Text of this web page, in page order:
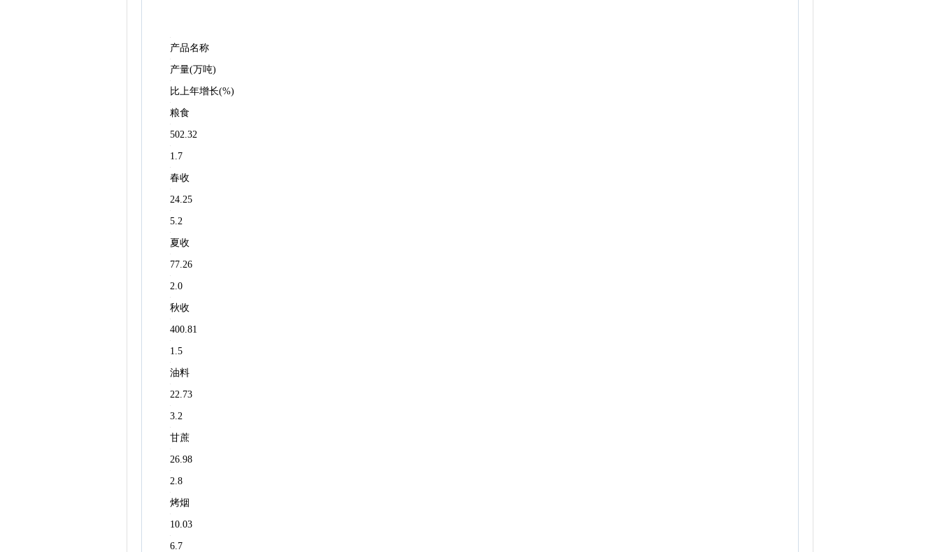
产品名称
产量(万吨)
比上年增长(%)
粮食
502.32
1.7
春收
24.25
5.2
夏收
77.26
2.0
秋收
400.81
1.5
油料
22.73
3.2
甘蔗
26.98
2.8
烤烟
10.03
6.7